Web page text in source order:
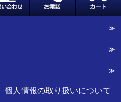
個人情報の取り扱いについて